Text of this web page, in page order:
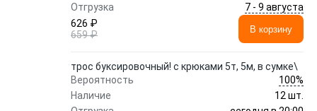
Отгрузка
7 - 9 августа
626 ₽
659 ₽
В корзину
трос буксировочный! c крюками 5т, 5м, в сумке\
Вероятность
100%
Наличие
12 шт.